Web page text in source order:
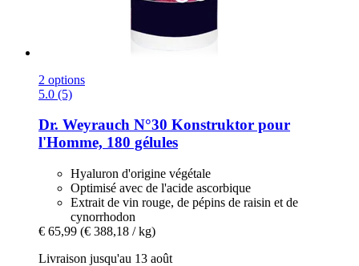
2 options
5.0 (5)
Dr. Weyrauch N°30 Konstruktor pour
l'Homme, 180 gélules
Hyaluron d'origine végétale
Optimisé avec de l'acide ascorbique
Extrait de vin rouge, de pépins de raisin et de
cynorrhodon
€ 65,99 (€ 388,18 / kg)
Livraison jusqu'au 13 août